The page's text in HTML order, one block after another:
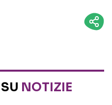
NOTIZIE